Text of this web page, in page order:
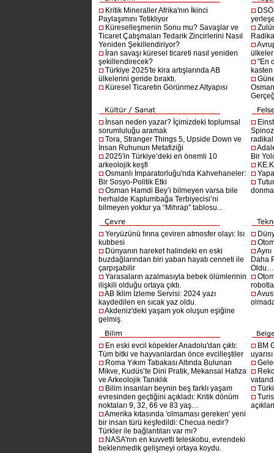
Kritik Mineraller Afrika'nın İkinci
Paylaşımını Tetikliyor
Küreselleşmenin Sonu mu? Savaşlar ve
Ticaret Çatışmaları Tedarik Zincirlerini Nasıl
Yeniden Şekillendiriyor?
İran savaşı küresel ticareti nasıl yeniden
şekillendirecek?
Türkiye 2025'te kira artışlarında AB
ülkelerini geride bıraktı.
Küresel Ticaretin Görünmez Altyapısı
"En
İnsan neden yazar? İçimizdeki toplumsal
sorumluluğu aramak
Tora, Stranger Things 5, Upside Down ve
İnsan Ruhunun Metafiziği
2025'in Türkiye’deki en önemli 10
arkeolojik keşfi
Osmanlı İmparatorluğu'nda Kahvehaneler:
Bir Sosyo-Politik Etki
Osman Hamdi Bey’i bilmeyen varsa bile
herhalde Kaplumbağa Terbiyecisi’ni
bilmeyen yoktur ya “Mihrap” tablosu...
Bir
Yeryüzünü fırına çeviren atmosfer olayı: Isı
kubbesi
Dünyanın hareket halindeki en eski
buzdağlarından biri yaban hayatı cenneti ile
çarpışabilir
Yarasaların azalmasıyla bebek ölümlerinin
ilişkili olduğu ortaya çıktı.
AB İklim İzleme Servisi: 2024 yazı
kaydedilen en sıcak yaz oldu.
Akdeniz'deki yaşam yok oluşun eşiğine
gelmiş.
Daha
Oldu…
En eski evcil köpekler Anadolu'dan çıktı:
Tüm bitki ve hayvanlardan önce evcilleştiler
Roma Yıkım Tabakası Altında Bulunan
Mikve, Kudüs’te Dini Pratik, Mekansal Hafıza
ve Arkeolojik Tanıklık
Bilim insanları beynin beş farklı yaşam
evresinden geçtiğini açıkladı: Kritik dönüm
noktaları 9, 32, 66 ve 83 yaş…
Amerika kıtasında 'olmaması gereken' yeni
bir insan türü keşfedildi: Checua nedir?
Türkler ile bağlantıları var mı?
NASA'nın en kuvvetli teleskobu, evrendeki
beklenmedik gelişmeyi ortaya koydu.
BM